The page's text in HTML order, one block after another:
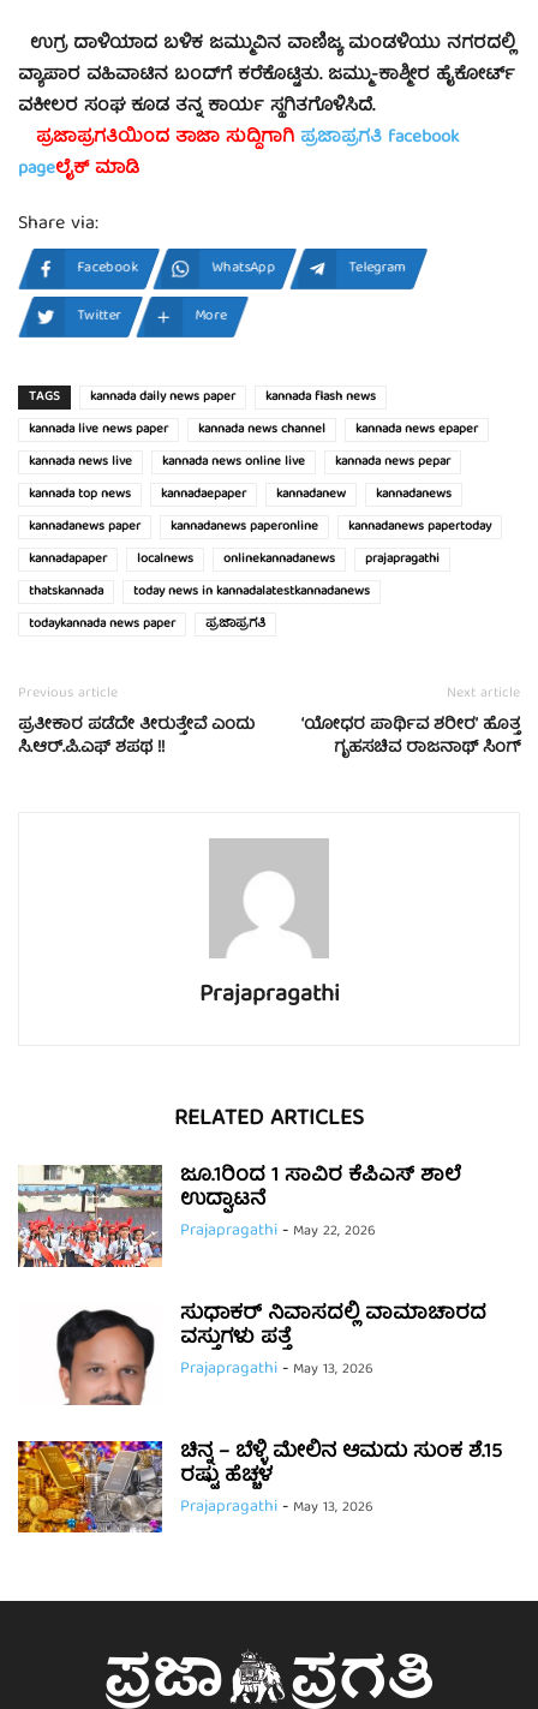
ಉಗ್ರ ದಾಳಿಯಾದ ಬಳಿಕ ಜಮ್ಮುವಿನ ವಾಣಿಜ್ಯ ಮಂಡಳಿಯು ನಗರದಲ್ಲಿ
ವ್ಯಾಪಾರ ವಹಿವಾಟಿನ ಬಂದ್​ಗೆ ಕರೆಕೊಟ್ಟಿತು. ಜಮ್ಮು-ಕಾಶ್ಮೀರ ಹೈಕೋರ್ಟ್
ವಕೀಲರ ಸಂಘ ಕೂಡ ತನ್ನ ಕಾರ್ಯ ಸ್ಥಗಿತಗೊಳಿಸಿದೆ.
ಪ್ರಜಾಪ್ರಗತಿಯಿಂದ ತಾಜಾ ಸುದ್ದಿಗಾಗಿಪ್ರಜಾಪ್ರಗತಿ facebook
pageಲೈಕ್ ಮಾಡಿ
Share via:
Facebook WhatsApp
Telegram
Twitter
More
TAGS kannada daily news paper
kannada flash news
kannada live news paper
kannada news channel
kannada news epaper
kannada news live
kannada news online live
kannada news pepar
kannada top news
kannadaepaper kannadanew
kannadanews
kannadanews paper
kannadanews paperonline
kannadanews papertoday
kannadapaper
localnews onlinekannadanews
prajapragathi
thatskannada
today news in kannadalatestkannadanews
todaykannada news paper
ಪ್ರಜಾಪ್ರಗತಿ
Previous article
ಪ್ರತೀಕಾರ ಪಡೆದೇ ತೀರುತ್ತೇವೆ ಎಂದು
​ಸಿ.ಆರ್.​ಪಿ.ಎಫ್ ಶಪಥ !!
Next article
‘ಯೋಧರ ಪಾರ್ಥಿವ ಶರೀರ’ ಹೊತ್ತ
ಗೃಹಸಚಿವ ರಾಜನಾಥ್ ಸಿಂಗ್
Prajapragathi
RELATED ARTICLES
ಜೂ.1ರಿಂದ 1 ಸಾವಿರ ಕೆಪಿಎಸ್ ಶಾಲೆ
ಉದ್ಘಾಟನೆ
Prajapragathi- May 22, 2026
ಸುಧಾಕರ್ ನಿವಾಸದಲ್ಲಿ ವಾಮಾಚಾರದ
ವಸ್ತುಗಳು ಪತ್ತೆ
Prajapragathi- May 13, 2026
ಚಿನ್ನ – ಬೆಳ್ಳಿ ಮೇಲಿನ ಆಮದು ಸುಂಕ ಶೆ.15
ರಷ್ಟು ಹೆಚ್ಚಳ
Prajapragathi- May 13, 2026